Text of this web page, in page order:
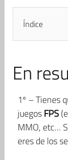
Índice
En
1º – Tienes
juegosFPS
MMO, etc…
eres de los